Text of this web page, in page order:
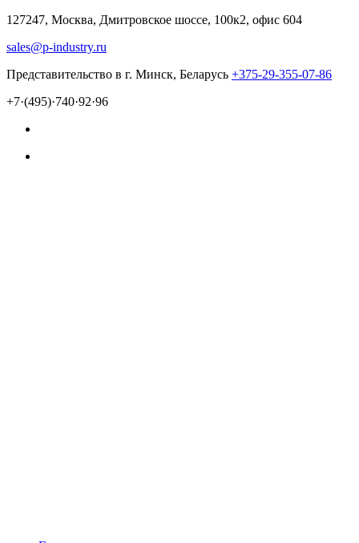
127247, Москва, Дмитровское шоссе, 100к2, офис 604
sales@p-industry.ru
Представительство в г. Минск, Беларусь +375-29-355-07-86
+7·(495)·740·92·96